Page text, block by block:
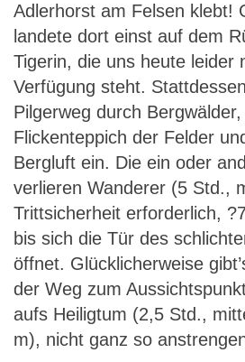
Adlerhorst am Felsen klebt!
landete dort einst auf dem
Tigerin, die uns heute leider
Verfügung steht.
Pilgerweg durch
Flickenteppich der Felder
Bergluft ein. Die ein oder
verlieren Wanderer (5 Std.,
Trittsicherheit erforderlich,
bis sich die Tür des
öffnet. Glücklicherweise
der Weg zum
aufs Heiligtum (2,5 Std.,
m), nicht ganz so